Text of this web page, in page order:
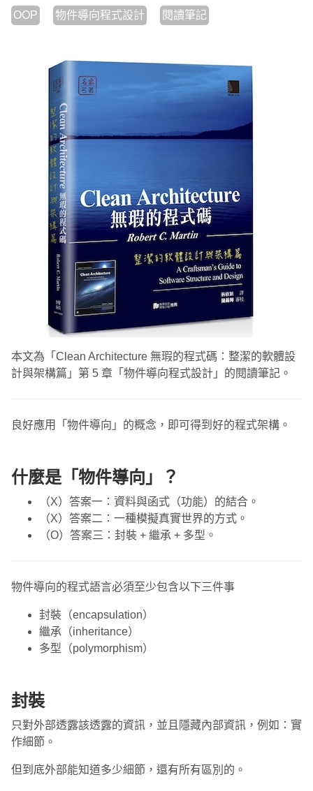
OOP 物件導向程式設計 閱讀筆記
本文為「Clean Architecture 無瑕的程式碼：整潔的軟體設
計與架構篇」第 5 章「物件導向程式設計」的閱讀筆記。
良好應用「物件導向」的概念，即可得到好的程式架構。
什麼是「物件導向」？
（X）答案一：資料與函式（功能）的結合。
（X）答案二：一種模擬真實世界的方式。
（O）答案三：封裝 + 繼承 + 多型。
物件導向的程式語言必須至少包含以下三件事
封裝（encapsulation）
繼承（inheritance）
多型（polymorphism）
封裝
只對外部透露該透露的資訊，並且隱藏內部資訊，例如：實
作細節。
但到底外部能知道多少細節，還有所有區別的。